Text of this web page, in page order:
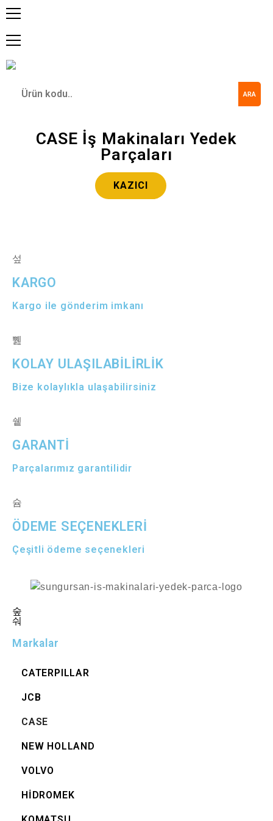
ARA
CASE İş Makinaları Yedek
Parçaları
KAZICI
KARGO
Kargo ile gönderim imkanı
KOLAY ULAŞILABİLİRLİK
Bize kolaylıkla ulaşabilirsiniz
GARANTİ
Parçalarımız garantilidir
ÖDEME SEÇENEKLERİ
Çeşitli ödeme seçenekleri
Markalar
CATERPILLAR
JCB
CASE
NEW HOLLAND
VOLVO
HİDROMEK